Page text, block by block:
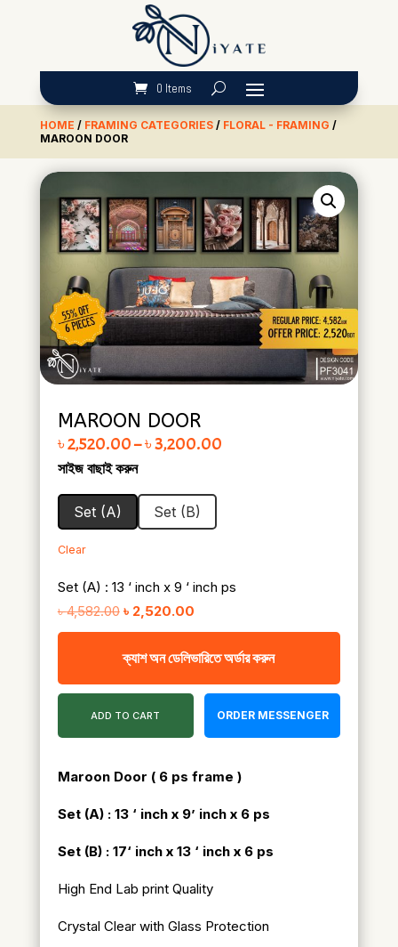
0 Items
HOME / FRAMING CATEGORIES/ FLORAL - FRAMING /
MAROON DOOR
MAROON DOOR
৳2,520.00–৳3,200.00Price range: ৳ 2,520.00 through ৳ 3,200.00
সাইজ বাছাই করুন
Set (A) Set (B)
Clear
Set (A) : 13 ‘ inch x 9 ‘ inch ps
৳4,582.00 Original
price
was:
৳ 4,582.00.
৳ 2,520.00Current
price
is:
৳ 2,520.00.
ক্যাশ অন ডেলিভারিতে অর্ডার করুন
ADD TO CART ORDER MESSENGER
Maroon Door ( 6 ps frame )
Set (A) : 13 ‘ inch x 9’ inch x 6 ps
Set (B) : 17‘ inch x 13 ‘ inch x 6 ps
High End Lab print Quality
Crystal Clear with Glass Protection